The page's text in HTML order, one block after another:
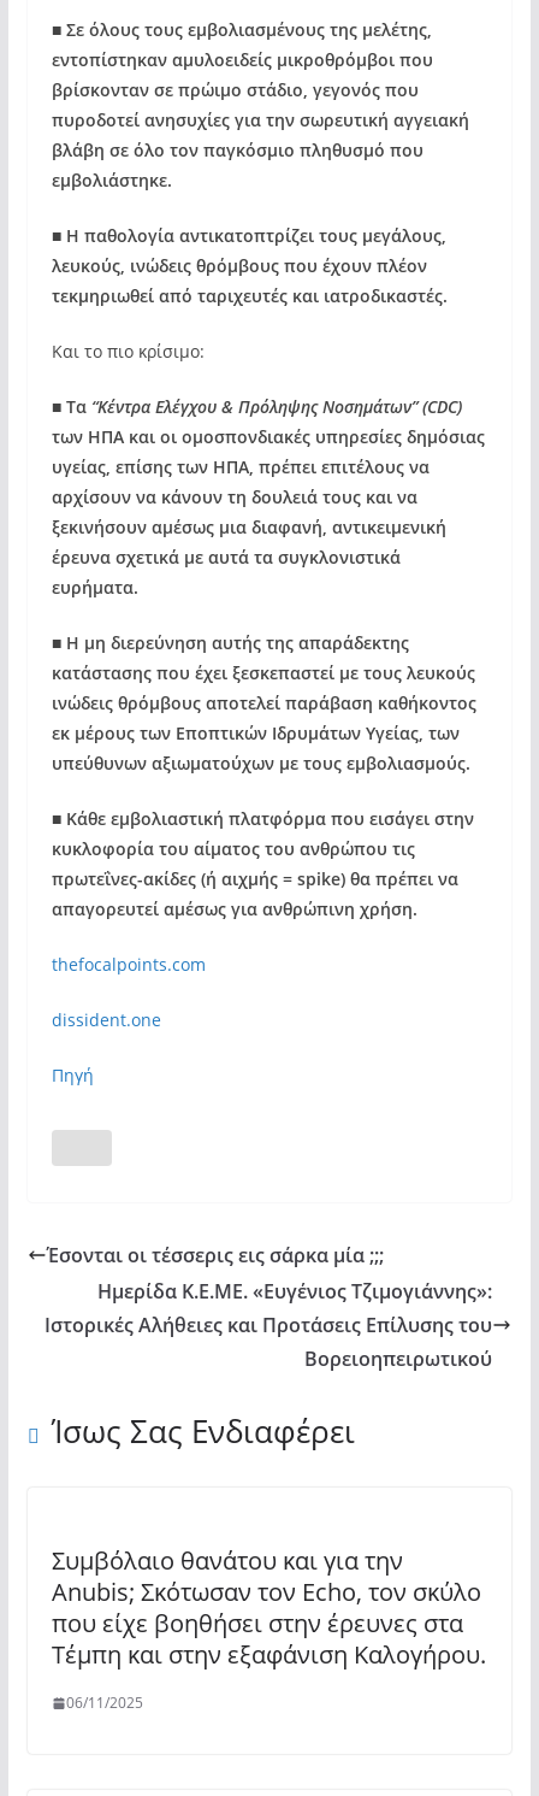
■ Σε όλους τους εμβολιασμένους της μελέτης,
εντοπίστηκαν αμυλοειδείς μικροθρόμβοι που
βρίσκονταν σε πρώιμο στάδιο, γεγονός που
πυροδοτεί ανησυχίες για την σωρευτική αγγειακή
βλάβη σε όλο τον παγκόσμιο πληθυσμό που
εμβολιάστηκε.
■ Η παθολογία αντικατοπτρίζει τους μεγάλους,
λευκούς, ινώδεις θρόμβους που έχουν πλέον
τεκμηριωθεί από ταριχευτές και ιατροδικαστές.
Και το πιο κρίσιμο:
■ Τα “Κέντρα Ελέγχου & Πρόληψης Νοσημάτων” (CDC)
των ΗΠΑ και οι ομοσπονδιακές υπηρεσίες δημόσιας
υγείας, επίσης των ΗΠΑ, πρέπει επιτέλους να
αρχίσουν να κάνουν τη δουλειά τους και να
ξεκινήσουν αμέσως μια διαφανή, αντικειμενική
έρευνα σχετικά με αυτά τα συγκλονιστικά
ευρήματα.
■ Η μη διερεύνηση αυτής της απαράδεκτης
κατάστασης που έχει ξεσκεπαστεί με τους λευκούς
ινώδεις θρόμβους αποτελεί παράβαση καθήκοντος
εκ μέρους των Εποπτικών Ιδρυμάτων Υγείας, των
υπεύθυνων αξιωματούχων με τους εμβολιασμούς.
■ Κάθε εμβολιαστική πλατφόρμα που εισάγει στην
κυκλοφορία του αίματος του ανθρώπου τις
πρωτεΐνες-ακίδες (ή αιχμής = spike) θα πρέπει να
απαγορευτεί αμέσως για ανθρώπινη χρήση.
thefocalpoints.com
dissident.one
Πηγή
Έσονται οι τέσσερις εις σάρκα μία ;;;
Ημερίδα Κ.Ε.ΜΕ. «Ευγένιος Τζιμογιάννης»:
Ιστορικές Αλήθειες και Προτάσεις Επίλυσης του
Βορειοηπειρωτικού
Ίσως Σας Ενδιαφέρει
Συμβόλαιο θανάτου και για την
Anubis; Σκότωσαν τον Echo, τον σκύλο
που είχε βοηθήσει στην έρευνες στα
Τέμπη και στην εξαφάνιση Καλογήρου.
06/11/2025